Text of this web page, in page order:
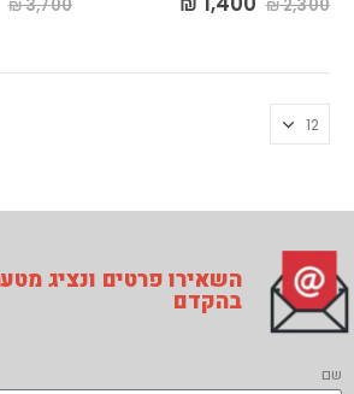
₪2,300
₪3,700
השאירו פרטים ונציג
בהקדם
שם